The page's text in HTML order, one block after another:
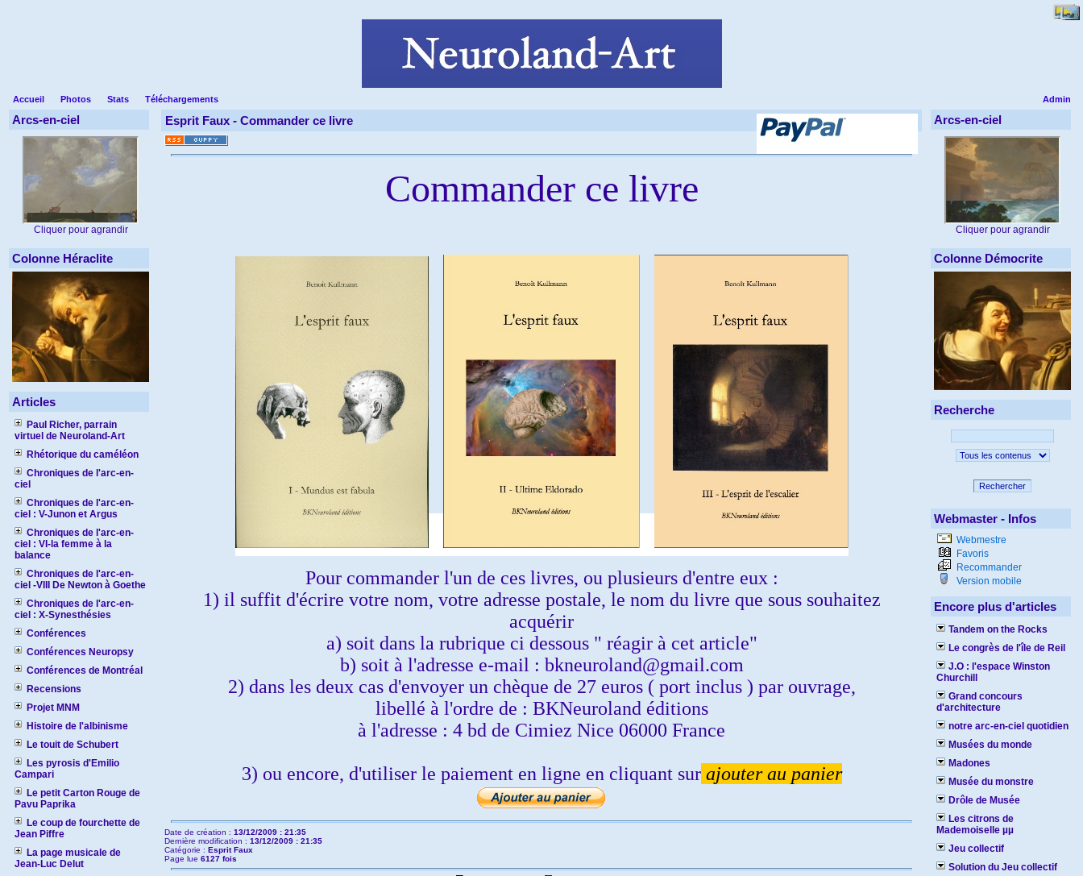
Admin
Accueil Photos Stats Téléchargements
Arcs-en-ciel
Cliquer pour agrandir
Colonne Héraclite
Articles
Paul Richer, parrain
virtuel de Neuroland-Art
Rhétorique du caméléon
Chroniques de l'arc-en-
ciel
Chroniques de l'arc-en-
ciel : V-Junon et Argus
Chroniques de l'arc-en-
ciel : VI-la femme à la
balance
Chroniques de l'arc-en-
ciel -VIII De Newton à Goethe
Chroniques de l'arc-en-
ciel : X-Synesthésies
Conférences
Conférences Neuropsy
Conférences de Montréal
Recensions
Projet MNM
Histoire de l'albinisme
Le touit de Schubert
Les pyrosis d'Emilio
Campari
Le petit Carton Rouge de
Pavu Paprika
Le coup de fourchette de
Jean Piffre
La page musicale de
Jean-Luc Delut
Esprit Faux - Commander ce livre
Commander ce livre
Pour commander l'un de ces livres, ou plusieurs d'entre eux :
1) il suffit d'écrire votre nom, votre adresse postale, le nom du livre que sous souhaitez
acquérir
a) soit dans la rubrique ci dessous " réagir à cet article"
b) soit à l'adresse e-mail : bkneuroland@gmail.com
2) dans les deux cas d'envoyer un chèque de 27 euros ( port inclus ) par ouvrage,
libellé à l'ordre de : BKNeuroland éditions
à l'adresse : 4 bd de Cimiez Nice 06000 France
3) ou encore, d'utiliser le paiement en ligne en cliquant sur ajouter au panier
Date de création : 13/12/2009 : 21:35
Dernière modification : 13/12/2009 : 21:35
Catégorie : Esprit Faux
Page lue 6127 fois
Arcs-en-ciel
Cliquer pour agrandir
Colonne Démocrite
Recherche
Rechercher
Webmaster - Infos
Webmestre
Favoris
Recommander
Version mobile
Encore plus d'articles
Tandem on the Rocks
Le congrès de l'île de Reil
J.O : l'espace Winston
Churchill
Grand concours
d'architecture
notre arc-en-ciel quotidien
Musées du monde
Madones
Musée du monstre
Drôle de Musée
Les citrons de
Mademoiselle µµ
Jeu collectif
Solution du Jeu collectif